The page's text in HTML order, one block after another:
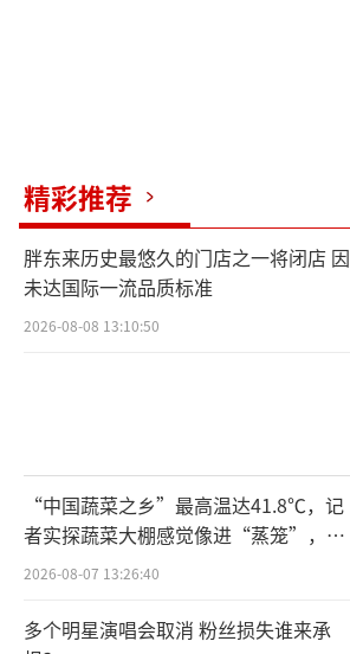
精彩推荐
胖东来历史最悠久的门店之一将闭店 因
未达国际一流品质标准
2026-08-08 13:10:50
“中国蔬菜之乡”最高温达41.8℃，记
者实探蔬菜大棚感觉像进“蒸笼”，有
村民称只能凌晨两点起来干活
2026-08-07 13:26:40
多个明星演唱会取消 粉丝损失谁来承